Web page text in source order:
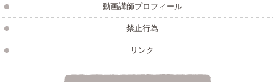
動画講師プロフィール
禁止行為
リンク